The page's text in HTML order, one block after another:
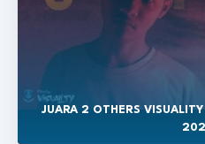
JUARA 2 OTHERS